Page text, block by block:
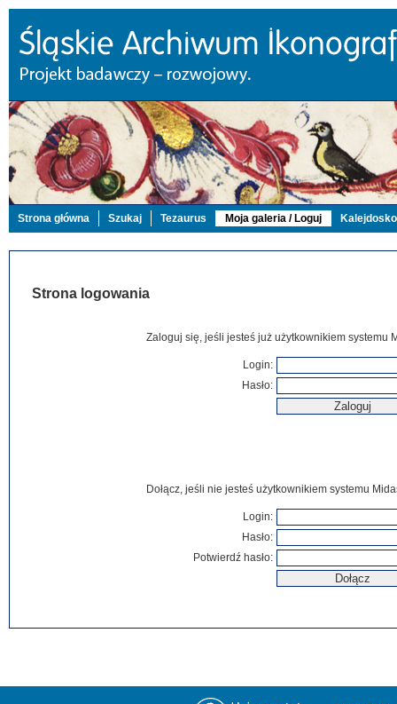
Strona główna Szukaj Tezaurus Moja galeria / Loguj
Strona logowania
Zaloguj się, jeśli jesteś już użytkownikiem systemu
Login:
Hasło:
Dołącz, jeśli nie jesteś użytkownikiem systemu
Login:
Hasło:
Potwierdź hasło: